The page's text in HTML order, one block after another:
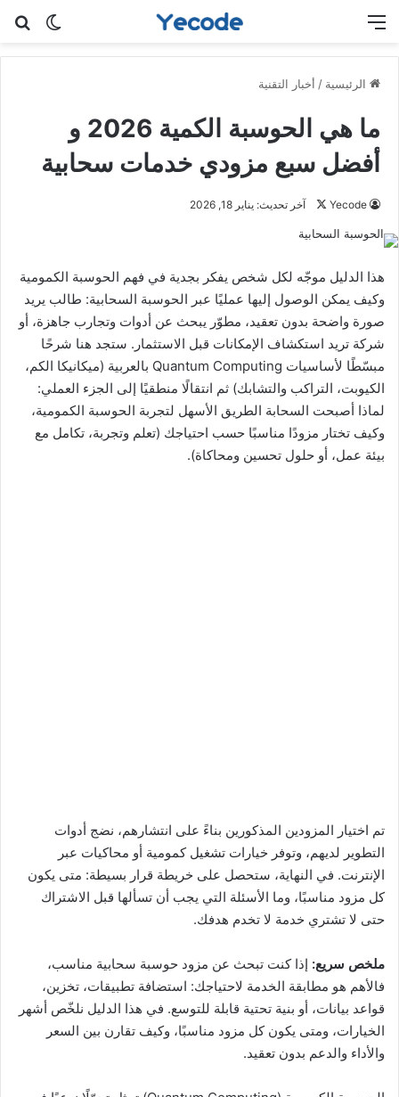
الوضع القائمة
الرئيسية / أخبار التقنية
ما هي الحوسبة الكمية 2026 و
أفضل سبع مزودي خدمات سحابية
Yecode
ا
ع
آخر تحديث: يناير 18, 2026
هذا الدليل موجّه لكل شخص يفكر بجدية في فهم الحوسبة الكمومية
وكيف يمكن الوصول إليها عمليًا عبر الحوسبة السحابية: طالب يريد
صورة واضحة بدون تعقيد، مطوّر يبحث عن أدوات وتجارب جاهزة، أو
شركة تريد استكشاف الإمكانات قبل الاستثمار. ستجد هنا شرحًا
مبسّطًا لأساسيات Quantum Computing بالعربية (ميكانيكا الكم،
الكيوبت، التراكب والتشابك) ثم انتقالًا منطقيًا إلى الجزء العملي:
لماذا أصبحت السحابة الطريق الأسهل لتجربة الحوسبة الكمومية،
وكيف تختار مزودًا مناسبًا حسب احتياجك (تعلم وتجربة، تكامل مع
بيئة عمل، أو حلول تحسين ومحاكاة).
تم اختيار المزودين المذكورين بناءً على انتشارهم، نضج أدوات
التطوير لديهم، وتوفر خيارات تشغيل كمومية أو محاكيات عبر
الإنترنت. في النهاية، ستحصل على خريطة قرار بسيطة: متى يكون
كل مزود مناسبًا، وما الأسئلة التي يجب أن تسألها قبل الاشتراك
حتى لا تشتري خدمة لا تخدم هدفك.
ملخص سريع: إذا كنت تبحث عن مزود حوسبة سحابية مناسب،
فالأهم هو مطابقة الخدمة لاحتياجك: استضافة تطبيقات، تخزين،
قواعد بيانات، أو بنية تحتية قابلة للتوسع. في هذا الدليل نلخّص أشهر
الخيارات، ومتى يكون كل مزود مناسبًا، وكيف تقارن بين السعر
والأداء والدعم بدون تعقيد.